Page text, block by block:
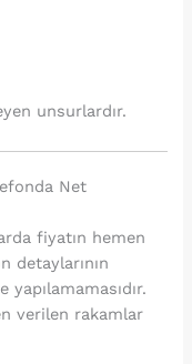
unsurlardır.
Net
fiyatın hemen
detaylarının
verilen rakamlar